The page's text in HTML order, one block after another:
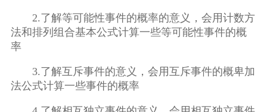
2.了解等可能性事件的概率的意义，会用计数方
法和排列组合基本公式计算一些等可能性事件的概
率
3.了解互斥事件的意义，会用互斥事件的概卑加
法公式计算一些事件的概率